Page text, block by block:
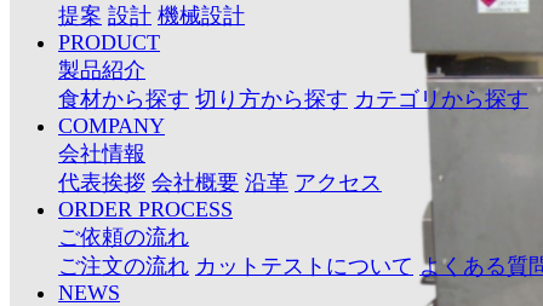
提案 設計 機械設計
PRODUCT
製品紹介
食材から探す 切り方から探す カテゴリから探す
COMPANY
会社情報
代表挨拶 会社概要 沿革 アクセス
ORDER PROCESS
ご依頼の流れ
ご注文の流れ カットテストについて よくある質
NEWS